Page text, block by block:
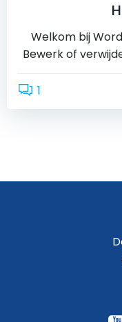
Welkom bij
Bewerk of
1